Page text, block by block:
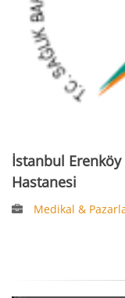
İstanbul
Hastanesi
Medikal &